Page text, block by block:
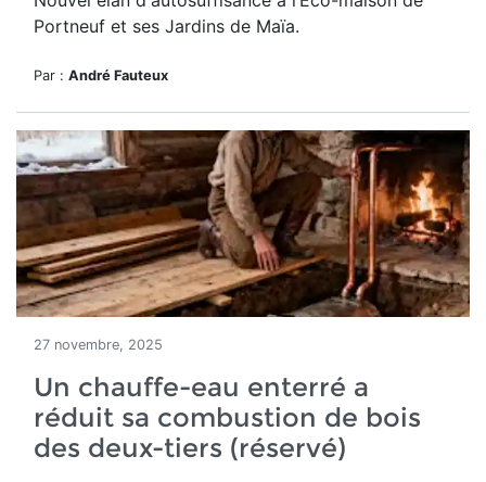
Portneuf et ses Jardins de Maïa.
Par : André Fauteux
27 novembre, 2025
Un chauffe-eau enterré a
réduit sa combustion de bois
des deux-tiers (réservé)